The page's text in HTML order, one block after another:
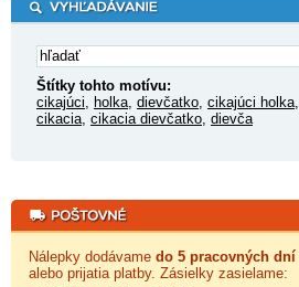
Štítky tohto motívu:
cikajúci
holka dievčatko cikajúci holka
cikacia cikacia dievčatko dievča
Nálepky dodávame do 5 pracovných dní
alebo prijatia platby. Zásielky zasielame: